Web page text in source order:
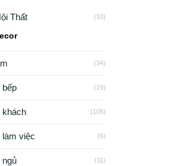
Thất (33)
(34)
bếp (19)
khách (105)
làm việc (6)
ngủ (11)